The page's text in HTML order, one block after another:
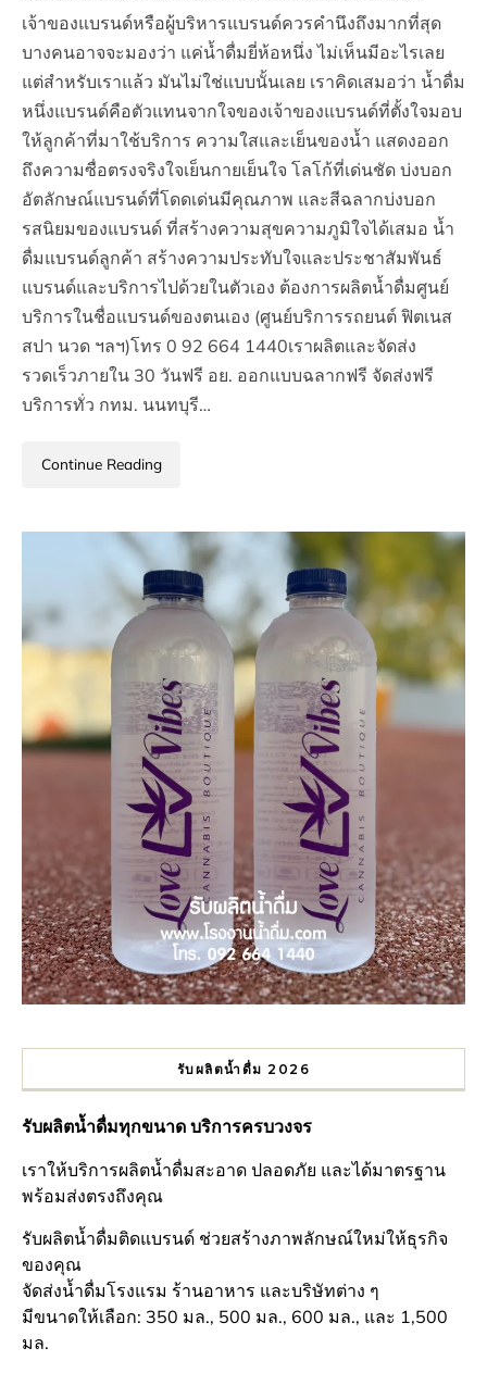
เจ้าของแบรนด์หรือผู้บริหารแบรนด์ควรคำนึงถึงมากที่สุด
บางคนอาจจะมองว่า แค่น้ำดื่มยี่ห้อหนึ่ง ไม่เห็นมีอะไรเลย
แต่สำหรับเราแล้ว มันไม่ใช่แบบนั้นเลย เราคิดเสมอว่า น้ำดื่ม
หนึ่งแบรนด์คือตัวแทนจากใจของเจ้าของแบรนด์ที่ตั้งใจมอบ
ให้ลูกค้าที่มาใช้บริการ ความใสและเย็นของน้ำ แสดงออก
ถึงความซื่อตรงจริงใจเย็นกายเย็นใจ โลโก้ที่เด่นชัด บ่งบอก
อัตลักษณ์แบรนด์ที่โดดเด่นมีคุณภาพ และสีฉลากบ่งบอก
รสนิยมของแบรนด์ ที่สร้างความสุขความภูมิใจได้เสมอ น้ำ
ดื่มแบรนด์ลูกค้า สร้างความประทับใจและประชาสัมพันธ์
แบรนด์และบริการไปด้วยในตัวเอง ต้องการผลิตน้ำดื่มศูนย์
บริการในชื่อแบรนด์ของตนเอง (ศูนย์บริการรถยนต์ ฟิตเนส
สปา นวด ฯลฯ)โทร 0 92 664 1440เราผลิตและจัดส่ง
รวดเร็วภายใน 30 วันฟรี อย. ออกแบบฉลากฟรี จัดส่งฟรี
บริการทั่ว กทม. นนทบุรี…
Continue Reading
รับผลิตน้ำดื่ม 2026
รับผลิตน้ำดื่มทุกขนาด บริการครบวงจร
เราให้บริการผลิตน้ำดื่มสะอาด ปลอดภัย และได้มาตรฐาน
พร้อมส่งตรงถึงคุณ
รับผลิตน้ำดื่มติดแบรนด์ ช่วยสร้างภาพลักษณ์ใหม่ให้ธุรกิจ
ของคุณ
จัดส่งน้ำดื่มโรงแรม ร้านอาหาร และบริษัทต่าง ๆ
มีขนาดให้เลือก: 350 มล., 500 มล., 600 มล., และ 1,500
มล.